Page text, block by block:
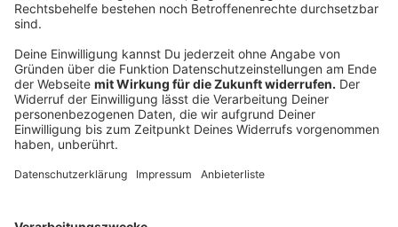
Ungefähr so könnte es dann aussehen:
Anzeige
© Sport Reol